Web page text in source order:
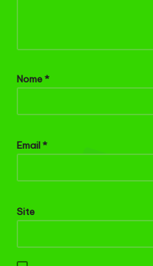
Nome*
Email*
Site